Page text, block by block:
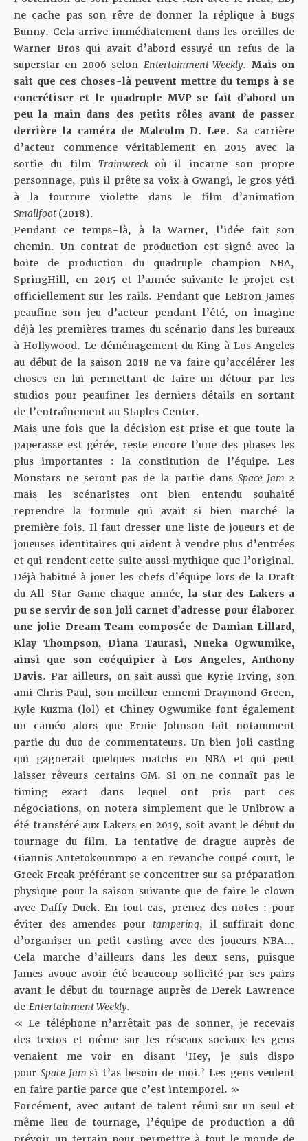
ne cache pas son rêve de donner la réplique à Bugs
Bunny. Cela arrive immédiatement dans les oreilles de
Warner Bros qui avait d’abord essuyé un refus de la
superstar en 2006 selon Entertainment Weekly. Mais on
sait que ces choses-là peuvent mettre du temps à se
concrétiser et le quadruple MVP se fait d’abord un
peu la main dans des petits rôles avant de passer
derrière la caméra de Malcolm D. Lee. Sa carrière
d’acteur commence véritablement en 2015 avec la
sortie du film Trainwreck où il incarne son propre
personnage, puis il prête sa voix à Gwangi, le gros yéti
à la fourrure violette dans le film d’animation
Smallfoot (2018).
Pendant ce temps-là, à la Warner, l’idée fait son
chemin. Un contrat de production est signé avec la
boite de production du quadruple champion NBA,
SpringHill, en 2015 et l’année suivante le projet est
officiellement sur les rails. Pendant que LeBron James
peaufine son jeu d’acteur pendant l’été, on imagine
déjà les premières trames du scénario dans les bureaux
à Hollywood. Le déménagement du King à Los Angeles
au début de la saison 2018 ne va faire qu’accélérer les
choses en lui permettant de faire un détour par les
studios pour peaufiner les derniers détails en sortant
de l’entraînement au Staples Center.
Mais une fois que la décision est prise et que toute la
paperasse est gérée, reste encore l’une des phases les
plus importantes : la constitution de l’équipe. Les
Monstars ne seront pas de la partie dansSpace Jam 2
mais les scénaristes ont bien entendu souhaité
reprendre la formule qui avait si bien marché la
première fois. Il faut dresser une liste de joueurs et de
joueuses identitaires qui aident à vendre plus d’entrées
et qui rendent cette suite aussi mythique que l’original.
Déjà habitué à jouer les chefs d’équipe lors de la Draft
du All-Star Game chaque année,la star des Lakers a
pu se servir de son joli carnet d’adresse pour élaborer
une jolie Dream Team composée de Damian Lillard,
Klay Thompson, Diana Taurasi, Nneka Ogwumike,
ainsi que son coéquipier à Los Angeles, Anthony
Davis. Par ailleurs, on sait aussi que Kyrie Irving, son
ami Chris Paul, son meilleur ennemi Draymond Green,
Kyle Kuzma (lol) et Chiney Ogwumike font également
un caméo alors que Ernie Johnson fait notamment
partie du duo de commentateurs. Un bien joli casting
qui gagnerait quelques matchs en NBA et qui peut
laisser rêveurs certains GM. Si on ne connaît pas le
timing exact dans lequel ont pris part ces
négociations, on notera simplement que le Unibrow a
été transféré aux Lakers en 2019, soit avant le début du
tournage du film. La tentative de drague auprès de
Giannis Antetokounmpo a en revanche coupé court, le
Greek Freak préférant se concentrer sur sa préparation
physique pour la saison suivante que de faire le clown
avec Daffy Duck. En tout cas, prenez des notes : pour
éviter des amendes pour tampering, il suffirait donc
d’organiser un petit casting avec des joueurs NBA…
Cela marche d’ailleurs dans les deux sens, puisque
James avoue avoir été beaucoup sollicité par ses pairs
avant le début du tournage auprès de Derek Lawrence
de Entertainment Weekly.
« Le téléphone n’arrêtait pas de sonner, je recevais
des textos et même sur les réseaux sociaux les gens
venaient me voir en disant ‘Hey, je suis dispo
pourSpace Jam si t’as besoin de moi.’ Les gens veulent
en faire partie parce que c’est intemporel. »
Forcément, avec autant de talent réuni sur un seul et
même lieu de tournage, l’équipe de production a dû